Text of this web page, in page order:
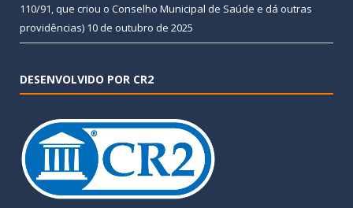
110/91, que criou o Conselho Municipal de Saúde e dá outras
providências) 10 de outubro de 2025
DESENVOLVIDO POR CR2